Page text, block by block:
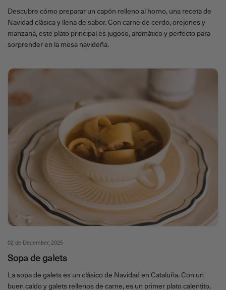
Descubre cómo preparar un capón relleno al horno, una receta de
Navidad clásica y llena de sabor. Con carne de cerdo, orejones y
manzana, este plato principal es jugoso, aromático y perfecto para
sorprender en la mesa navideña.
02 de December, 2025
Sopa de galets
La sopa de galets es un clásico de Navidad en Cataluña. Con un
buen caldo y galets rellenos de carne, es un primer plato calentito,